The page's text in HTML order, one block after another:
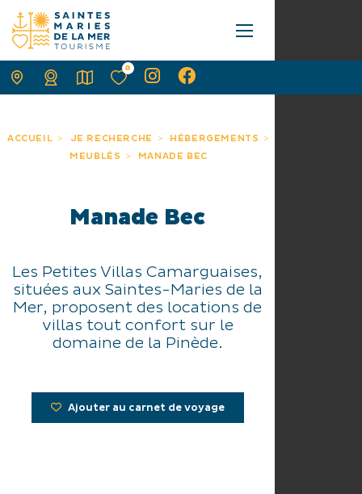
ACCUEIL JE RECHERCHE
HÉBERGEMENTS
MEUBLÉS
MANADE BEC
Manade Bec
Les Petites Villas Camarguaises,
situées aux Saintes-Maries de la
Mer, proposent des locations de
villas tout confort sur le
domaine de la Pinède.
Ajouter au carnet de voyage
0